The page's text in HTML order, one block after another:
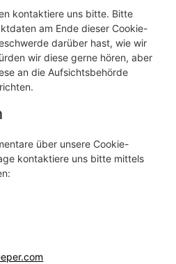
kontaktiere uns bitte. Bitte
am Ende dieser Cookie-
darüber hast, wie wir
wir diese gerne hören, aber
an die Aufsichtsbehörde
über unsere Cookie-
kontaktiere uns bitte mittels